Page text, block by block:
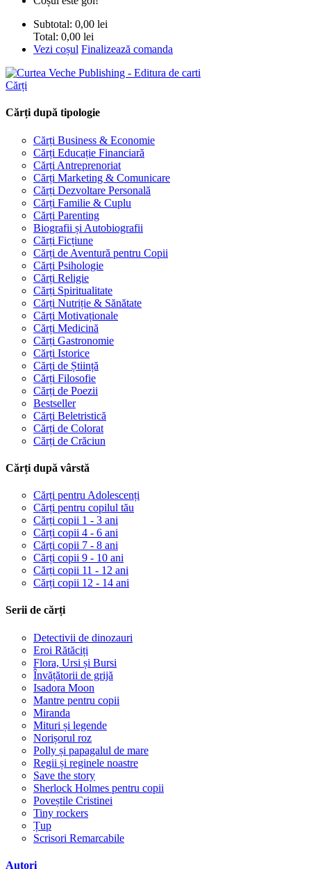
Subtotal: 0,00 lei
Total: 0,00 lei
Vezi coșul Finalizează comanda
Cărți
Cărți după tipologie
Cărți Business & Economie
Cărți Educație Financiară
Cărți Antreprenoriat
Cărți Marketing & Comunicare
Cărți Dezvoltare Personală
Cărți Familie & Cuplu
Cărți Parenting
Biografii și Autobiografii
Cărți Ficțiune
Cărți de Aventură pentru Copii
Cărți Psihologie
Cărți Religie
Cărți Spiritualitate
Cărți Nutriție & Sănătate
Cărți Motivaționale
Cărți Medicină
Cărți Gastronomie
Cărți Istorice
Cărți de Știință
Cărți Filosofie
Cărți de Poezii
Bestseller
Cărți Beletristică
Cărți de Colorat
Cărți de Crăciun
Cărți după vârstă
Cărți pentru Adolescenți
Cărți pentru copilul tău
Cărți copii 1 - 3 ani
Cărți copii 4 - 6 ani
Cărți copii 7 - 8 ani
Cărți copii 9 - 10 ani
Cărți copii 11 - 12 ani
Cărți copii 12 - 14 ani
Serii de cărți
Detectivii de dinozauri
Eroi Rătăciți
Flora, Ursi și Bursi
Învățătorii de grijă
Isadora Moon
Mantre pentru copii
Miranda
Mituri și legende
Norișorul roz
Polly și papagalul de mare
Regii și reginele noastre
Save the story
Sherlock Holmes pentru copii
Poveștile Cristinei
Tiny rockers
Țup
Scrisori Remarcabile
Autori